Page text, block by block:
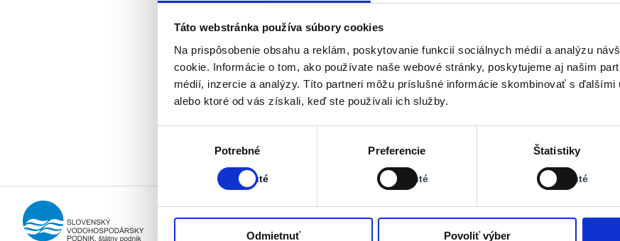
Táto webstránka používa súbory cookies
Na prispôsobenie obsahu a reklám, poskytovanie funkcií sociálnych médií a analýzu
cookie. Informácie o tom, ako používate naše webové stránky, poskytujeme aj našim
médií, inzercie a analýzy. Títo partneri môžu príslušné informácie skombinovať s
alebo ktoré od vás získali, keď ste používali ich služby.
Potrebné
Zapnuté
Stav:
Zapnuté
Preferencie
Vypnuté
Stav:
Vypnuté
Štatistiky
Vypnuté
Stav:
Vypnuté
Odmietnuť Povoliť výber